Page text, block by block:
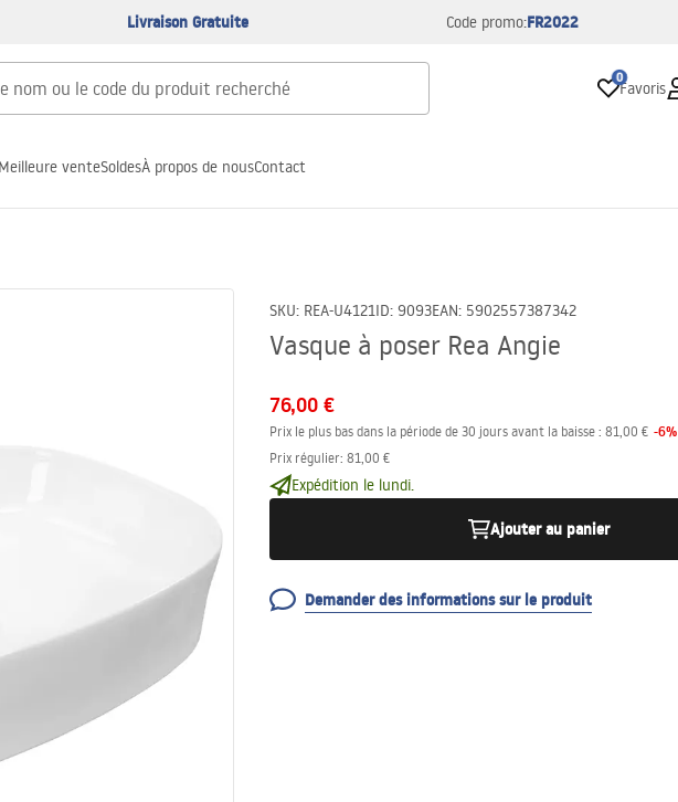
Livraison Gratuite Code promo:FR2022
0
Favoris
Meilleure venteSoldesÀ propos de nousContact
SKU: REA-U4121ID: 9093EAN: 5902557387342
Vasque à poser Rea Angie
76,00 €
Prix le plus bas dans la période de 30 jours avant la baisse : 81,00 € -6%
Prix régulier: 81,00 €
Expédition le lundi.
Ajouter au panier
Demander des informations sur le produit